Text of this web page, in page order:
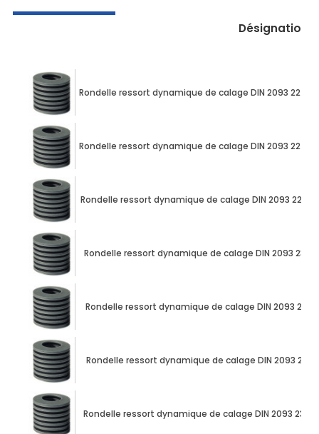
Désignation
Rondelle ressort dynamique de calage DIN 2093
Rondelle ressort dynamique de calage DIN 2093
Rondelle ressort dynamique de calage DIN 2093
Rondelle ressort dynamique de calage DIN 2093
Rondelle ressort dynamique de calage DIN 2093
Rondelle ressort dynamique de calage DIN 2093
Rondelle ressort dynamique de calage DIN 2093